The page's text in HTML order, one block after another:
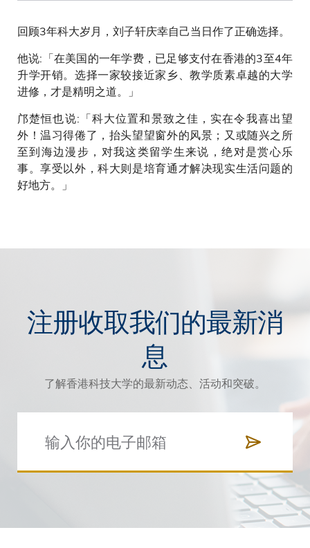
回顾3年科大岁月，刘子轩庆幸自己当日作了正确选择。
他说:「在美国的一年学费，已足够支付在香港的3至4年
升学开销。选择一家较接近家乡、教学质素卓越的大学
进修，才是精明之道。」
邝楚恒也说:「科大位置和景致之佳，实在令我喜出望
外！温习得倦了，抬头望望窗外的风景；又或随兴之所
至到海边漫步，对我这类留学生来说，绝对是赏心乐
事。享受以外，科大则是培育通才解决现实生活问题的
好地方。」
注册收取我们的最新消
息
了解香港科技大学的最新动态、活动和突破。